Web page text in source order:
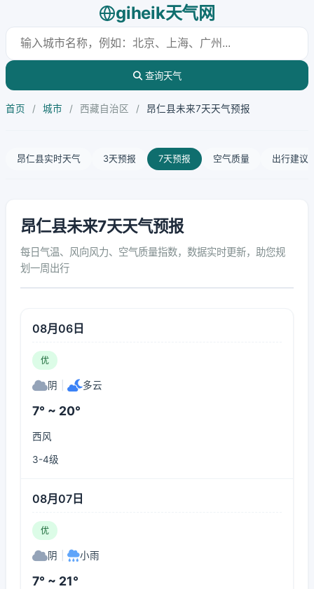
giheik天气网
查询天气
首页 / 城市 / 西藏自治区 / 昂仁县未来7天天气预报
昂仁县实时天气 3天预报 7天预报 空气质量 出行建议
昂仁县未来7天天气预报
每日气温、风向风力、空气质量指数，数据实时更新，助您规
划一周出行
08月06日
优
阴 多云
7° ~ 20°
西风
3-4级
08月07日
优
阴 小雨
7° ~ 21°